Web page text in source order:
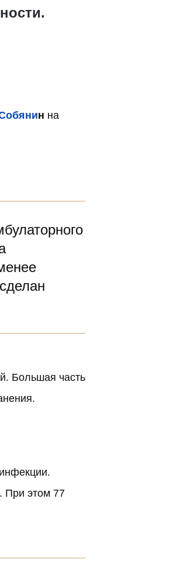
н на
Большая часть
При этом 77